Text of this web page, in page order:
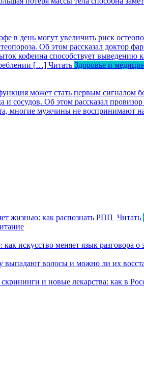
Об этом рассказал доктор
кофеина способствует выведению
[…] Читать Здоровье и
может стать первым сигналом
и сосудов. Об этом рассказал
многие мужчины не воспринимают
жизнью: как распознать РПП Читать
как искусство меняет язык разговора о
выпадают волосы и можно ли их
скрининги и новые лекарства: как в